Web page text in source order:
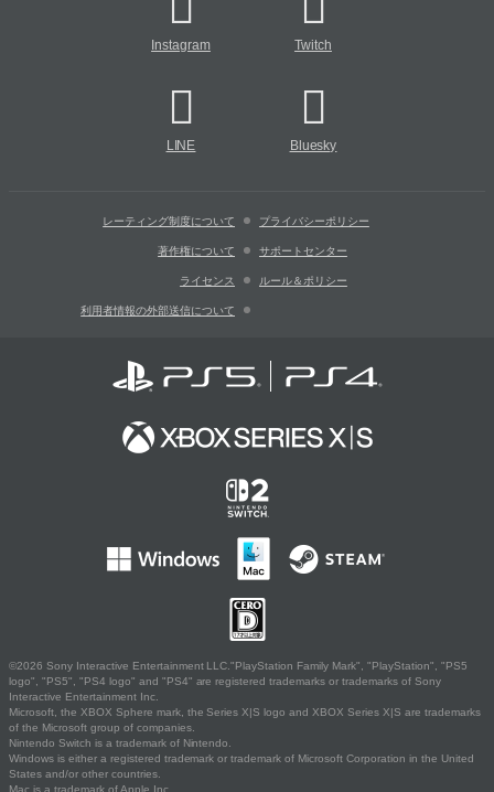
Instagram Twitch
LINE Bluesky
レーティング制度について プライバシーポリシー
著作権について サポートセンター
ライセンス ルール＆ポリシー
利用者情報の外部送信について
©2026 Sony Interactive Entertainment LLC."PlayStation Family Mark", "PlayStation", "PS5
logo", "PS5", "PS4 logo" and "PS4" are registered trademarks or trademarks of Sony
Interactive Entertainment Inc.
Microsoft, the XBOX Sphere mark, the Series X|S logo and XBOX Series X|S are trademarks
of the Microsoft group of companies.
Nintendo Switch is a trademark of Nintendo.
Windows is either a registered trademark or trademark of Microsoft Corporation in the United
States and/or other countries.
Mac is a trademark of Apple Inc.